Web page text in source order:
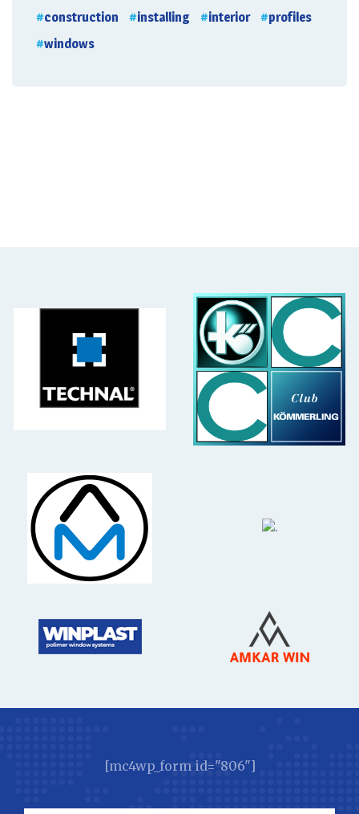
construction installing interior
profiles
windows
[mc4wp_form id="806"]